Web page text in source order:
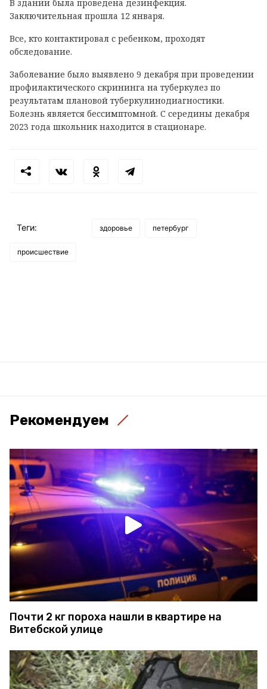
В здании была проведена дезинфекция.
Заключительная прошла 12 января.
Все, кто контактировал с ребенком, проходят
обследование.
Заболевание было выявлено 9 декабря при проведении
профилактического скрининга на туберкулез по
результатам плановой туберкулинодиагностики.
Болезнь является бессимптомной. С середины декабря
2023 года школьник находится в стационаре.
Теги: здоровье петербург
происшествие
Рекомендуем
Почти 2 кг пороха нашли в квартире на
Витебской улице